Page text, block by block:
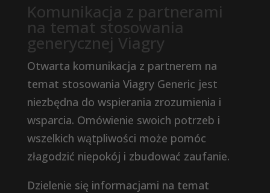
Komunikacja z partnerami
na temat stosowania
generycznej Viagry
Otwarta komunikacja z partnerem na
temat stosowania Viagry Generic jest
niezbędna do wspierania zrozumienia i
wsparcia. Omówienie swoich potrzeb i
wszelkich wątpliwości może pomóc
złagodzić niepokój i zbudować zaufanie.
Dzielenie się informacjami na temat